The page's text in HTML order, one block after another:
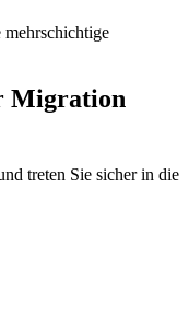
Migration
treten Sie sicher in die